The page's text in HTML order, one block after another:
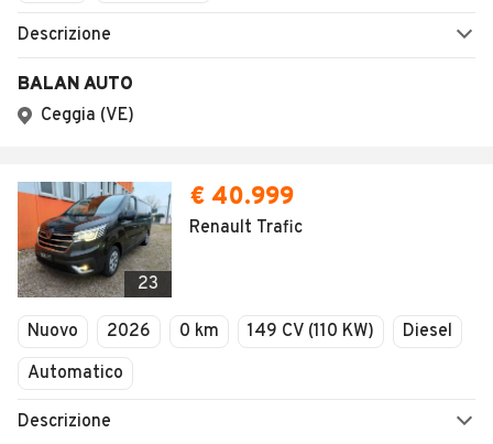
Descrizione
BALAN AUTO
Ceggia (VE)
23
€ 40.999
Renault Trafic
Nuovo 2026 0 km 149 CV (110 KW)
Diesel
Automatico
Descrizione